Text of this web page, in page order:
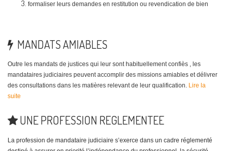
formaliser leurs demandes en restitution ou revendication de bien
MANDATS AMIABLES
Outre les mandats de justices qui leur sont habituellement confiès , les
mandataires judiciaires peuvent accomplir des missions amiables et délivrer
des consultations dans les matières relevant de leur qualification. Lire la
suite
UNE PROFESSION REGLEMENTEE
La profession de mandataire judiciaire s’exerce dans un cadre réglementé